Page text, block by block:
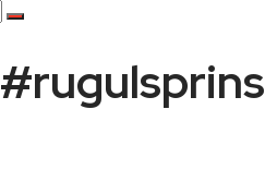
#rugulsprins